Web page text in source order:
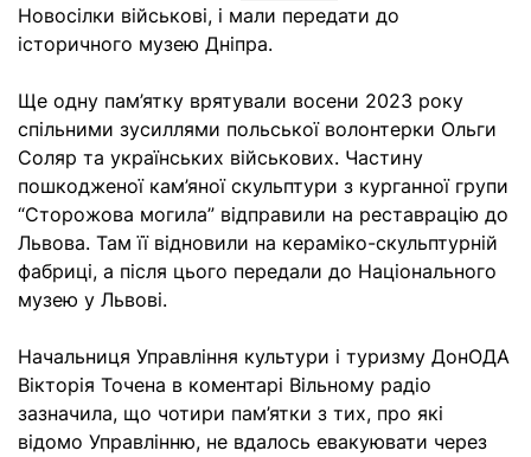
Новосілки військові, і мали передати до
історичного музею Дніпра.
Ще одну пам’ятку врятували восени 2023 року
спільними зусиллями польської волонтерки Ольги
Соляр та українських військових. Частину
пошкодженої кам’яної скульптури з курганної групи
“Сторожова могила” відправили на реставрацію до
Львова. Там її відновили на кераміко-скульптурній
фабриці, а після цього передали до Національного
музею у Львові.
Начальниця Управління культури і туризму ДонОДА
Вікторія Точена в коментарі Вільному радіо
зазначила, що чотири пам’ятки з тих, про які
відомо Управлінню, не вдалось евакуювати через